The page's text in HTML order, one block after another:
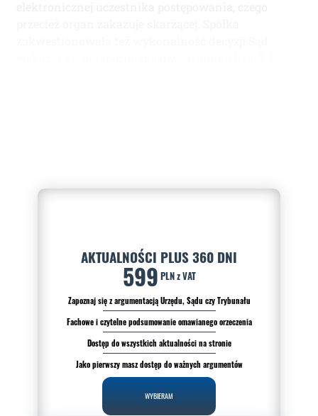
AKTUALNOŚCI PLUS 360 DNI
599 PLN z VAT
Zapoznaj się z argumentacją Urzędu, Sądu czy Trybunału
Fachowe i czytelne podsumowanie omawianego orzeczenia
Dostęp do wszystkich aktualności na stronie
Jako pierwszy masz dostęp do ważnych argumentów
WYBIERAM